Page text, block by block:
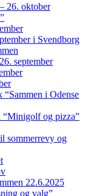
26. oktober
”
i Svendborg
september
i Odense
og pizza”
sommerrevy og
22.6.2025
og valg”